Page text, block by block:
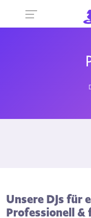
Unsere DJs für
Professionell